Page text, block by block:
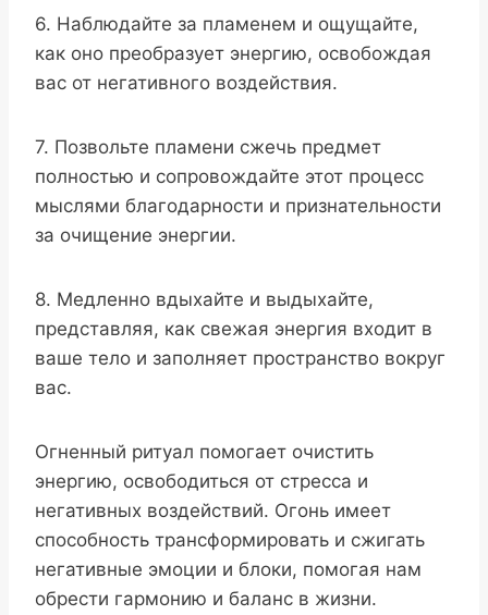
6. Наблюдайте за пламенем и ощущайте,
как оно преобразует энергию, освобождая
вас от негативного воздействия.
7. Позвольте пламени сжечь предмет
полностью и сопровождайте этот процесс
мыслями благодарности и признательности
за очищение энергии.
8. Медленно вдыхайте и выдыхайте,
представляя, как свежая энергия входит в
ваше тело и заполняет пространство вокруг
вас.
Огненный ритуал помогает очистить
энергию, освободиться от стресса и
негативных воздействий. Огонь имеет
способность трансформировать и сжигать
негативные эмоции и блоки, помогая нам
обрести гармонию и баланс в жизни.